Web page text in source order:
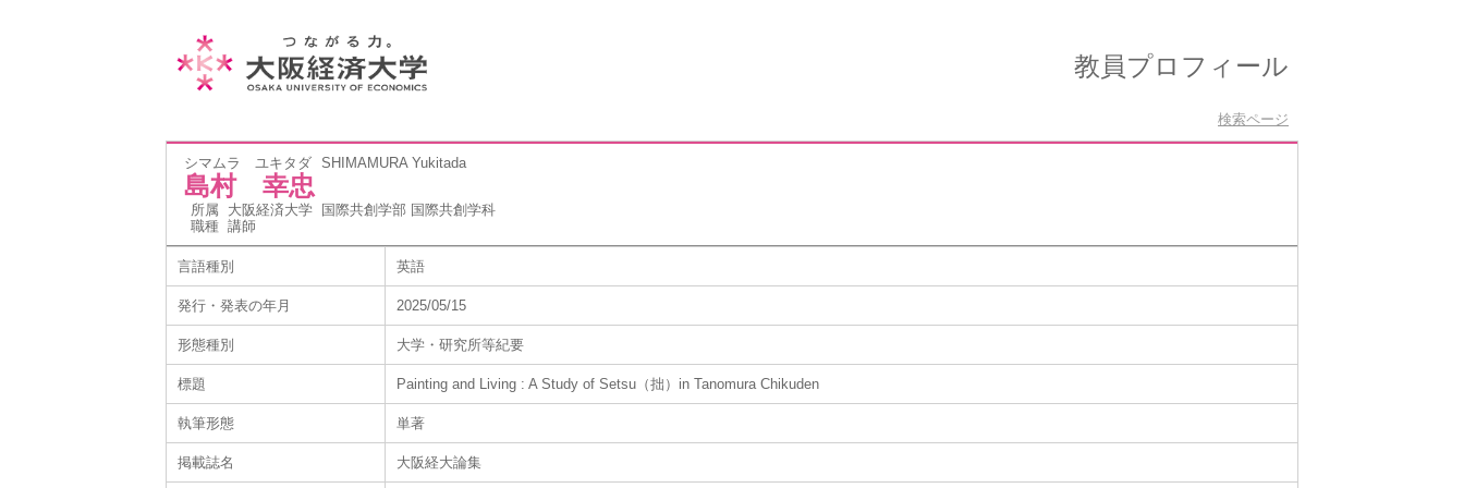
教員プロフィール
検索ページ
シマムラ ユキタダ SHIMAMURA Yukitada
島村 幸忠
所属 大阪経済大学 国際共創学部 国際共創学科
職種 講師
言語種別 英語
発行・発表の年月 2025/05/15
形態種別 大学・研究所等紀要
標題 Painting and Living : A Study of Setsu（拙）in Tanomura Chikuden
執筆形態 単著
掲載誌名 大阪経大論集